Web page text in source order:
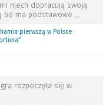
niech dopracują swoją
bo ma podstawowe …
pierwszą w Polsce
rozpoczęła się w